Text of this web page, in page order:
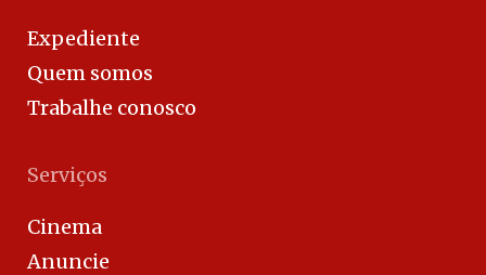
Expediente
Quem somos
Trabalhe conosco
Serviços
Cinema
Anuncie